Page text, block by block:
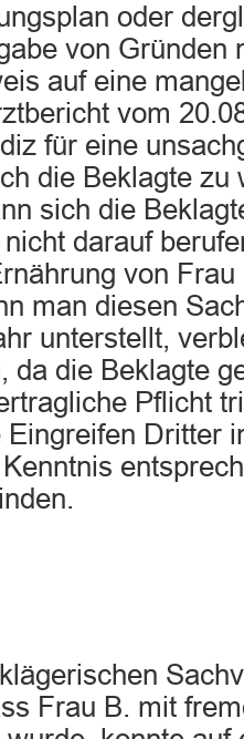
oder
von Gründen
auf eine
vom
für eine
die Beklagte zu
sich die
darauf
von
man diesen
unterstellt,
da die Beklagte
Pflicht
Dritter
Frau B. mit